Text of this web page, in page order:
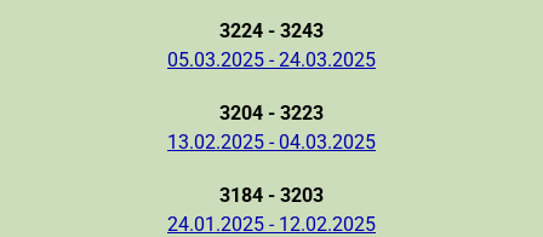
3224 - 3243
05.03.2025 - 24.03.2025
3204 - 3223
13.02.2025 - 04.03.2025
3184 - 3203
24.01.2025 - 12.02.2025